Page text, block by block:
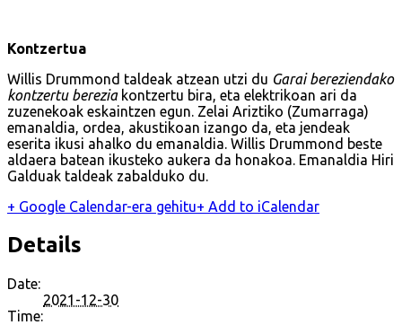
Kontzertua
Willis Drummond taldeak atzean utzi du Garai bereziendako
kontzertu bereziakontzertu bira, eta elektrikoan ari da
zuzenekoak eskaintzen egun. Zelai Ariztiko (Zumarraga)
emanaldia, ordea, akustikoan izango da, eta jendeak
eserita ikusi ahalko du emanaldia. Willis Drummond beste
aldaera batean ikusteko aukera da honakoa. Emanaldia Hiri
Galduak taldeak zabalduko du.
+ Google Calendar-era gehitu+ Add to iCalendar
Details
Date:
2021-12-30
Time: